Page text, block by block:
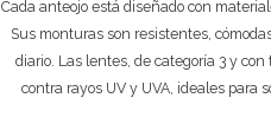
Cada anteojo está diseñado con
Sus monturas son resistentes,
diario. Las lentes, de categoría 3 y
contra rayos UV y UVA, ideales para